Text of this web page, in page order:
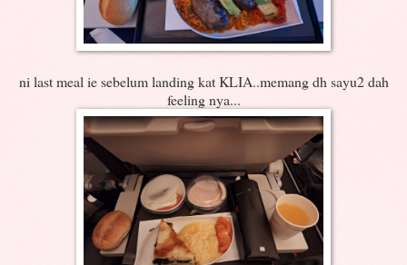
ni last meal ie sebelum landing kat KLIA..memang dh sayu2 dah
feeling nya...